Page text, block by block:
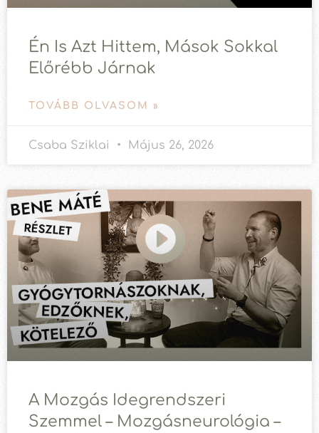
Én Is Azt Hittem, Mások Sokkal
Előrébb Járnak
TOVÁBB OLVASOM »
Csaba Sziklai Május 26, 2026
A Mozgás Idegrendszeri
Szemmel – Mozgásneurológia –